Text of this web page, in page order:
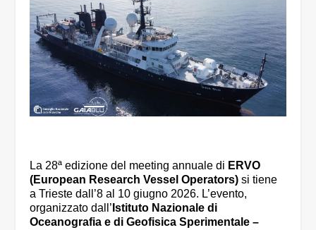
La 28ª edizione del meeting annuale di ERVO
(European Research Vessel Operators) si tiene
a Trieste dall’8 al 10 giugno 2026. L’evento,
organizzato dall’ Istituto Nazionale di
Oceanografia e di Geofisica Sperimentale –